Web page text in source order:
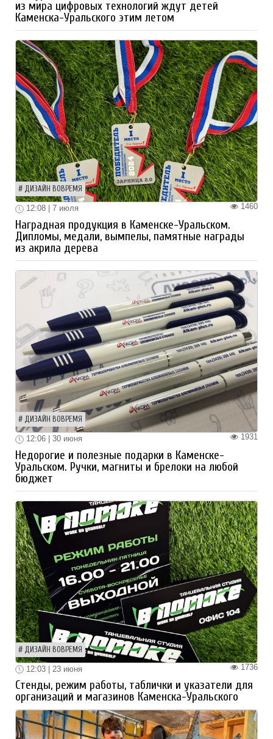
из мира цифровых технологий ждут детей
Каменска-Уральского этим летом
ДИЗАЙН ВОВРЕМЯ
1460
12:08 | 7 июля
Наградная продукция в Каменске-Уральском.
Дипломы, медали, вымпелы, памятные награды
из акрила дерева
ДИЗАЙН ВОВРЕМЯ
1931
12:06 | 30 июня
Недорогие и полезные подарки в Каменске-
Уральском. Ручки, магниты и брелоки на любой
бюджет
ДИЗАЙН ВОВРЕМЯ
1736
12:03 | 23 июня
Стенды, режим работы, таблички и указатели для
организаций и магазинов Каменска-Уральского